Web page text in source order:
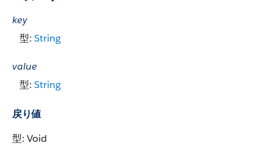
key
型: String
value
型: String
戻り値
型: Void